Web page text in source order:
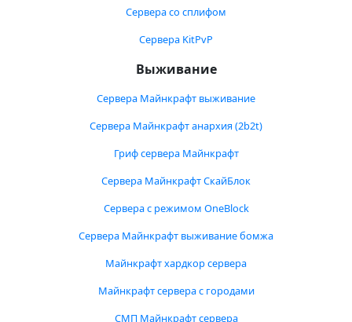
Сервера со сплифом
Сервера KitPvP
Выживание
Сервера Майнкрафт выживание
Сервера Майнкрафт анархия (2b2t)
Гриф сервера Майнкрафт
Сервера Майнкрафт СкайБлок
Сервера с режимом OneBlock
Сервера Майнкрафт выживание бомжа
Майнкрафт хардкор сервера
Майнкрафт сервера с городами
СМП Майнкрафт сервера